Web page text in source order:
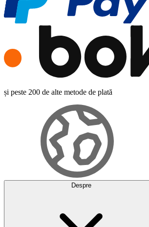
și peste 200 de alte metode de plată
Despre